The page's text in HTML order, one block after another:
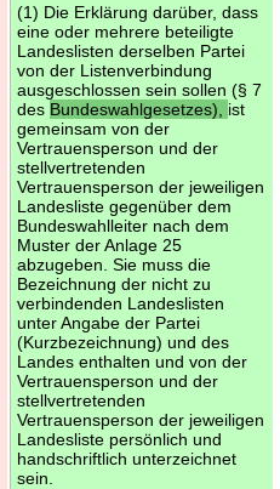
(1) Die Erklärung darüber, dass
eine oder mehrere beteiligte
Landeslisten derselben Partei
von der Listenverbindung
ausgeschlossen sein sollen (§ 7
des Bundeswahlgesetzes), ist
gemeinsam von der
Vertrauensperson und der
stellvertretenden
Vertrauensperson der jeweiligen
Landesliste gegenüber dem
Bundeswahlleiter nach dem
Muster der Anlage 25
abzugeben. Sie muss die
Bezeichnung der nicht zu
verbindenden Landeslisten
unter Angabe der Partei
(Kurzbezeichnung) und des
Landes enthalten und von der
Vertrauensperson und der
stellvertretenden
Vertrauensperson der jeweiligen
Landesliste persönlich und
handschriftlich unterzeichnet
sein.